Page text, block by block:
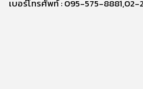
เบอร์โทรศัพท์ : 095-575-8881,02-